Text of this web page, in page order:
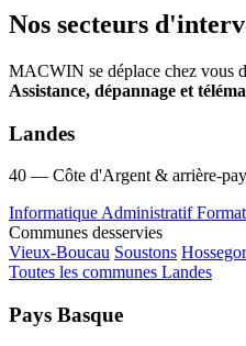
Nos secteurs
MACWIN se déplace chez vous
Assistance, dépannage et
Landes
40 — Côte d'Argent & arrière-
Informatique Administratif
Communes desservies
Vieux-Boucau Soustons Hossegor
Toutes les communes Landes
Pays Basque